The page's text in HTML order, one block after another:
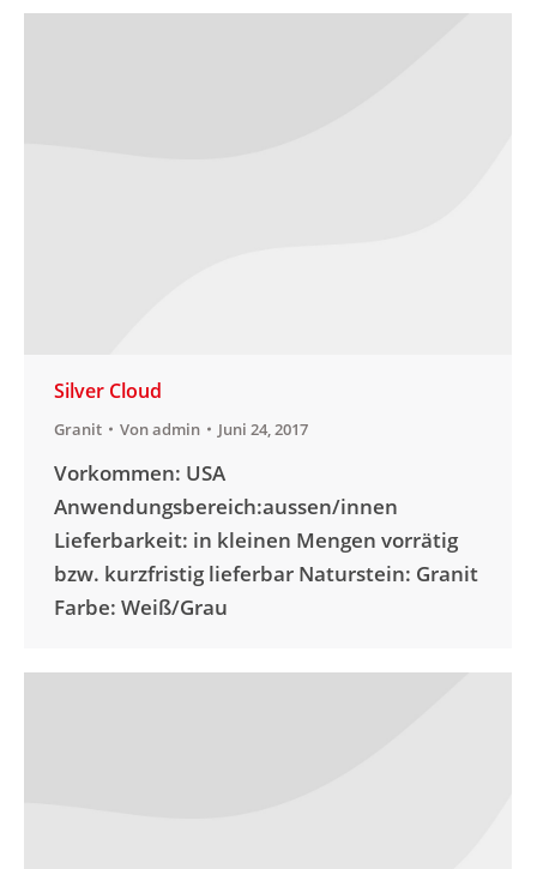
Silver Cloud
Granit Vonadmin Juni 24, 2017
Vorkommen: USA
Anwendungsbereich:aussen/innen
Lieferbarkeit: in kleinen Mengen vorrätig
bzw. kurzfristig lieferbar Naturstein: Granit
Farbe: Weiß/Grau